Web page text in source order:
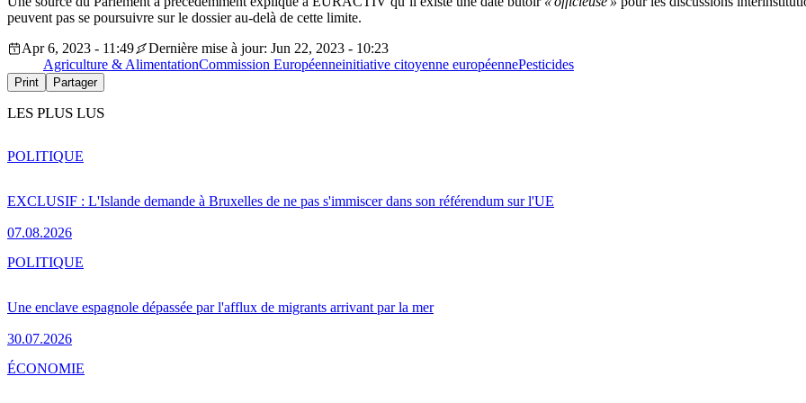
peuvent pas se poursuivre sur le dossier au-delà de cette limite.
Apr 6, 2023 - 11:49
Dernière mise à jour: Jun 22, 2023 - 10:23
Agriculture & AlimentationCommission Européenneinitiative citoyenne européennePesticides
Print Partager
LES PLUS LUS
EXCLUSIF : L'Islande demande à Bruxelles de ne pas s'immiscer dans son référendum sur l'UE
07.08.2026
POLITIQUE
Une enclave espagnole dépassée par l'afflux de migrants arrivant par la mer
30.07.2026
POLITIQUE
ÉCONOMIE